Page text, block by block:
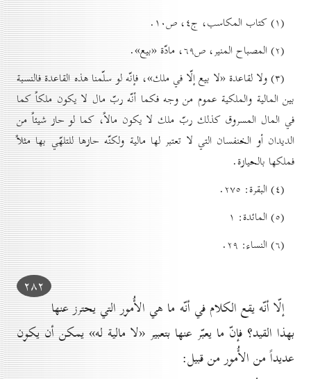
(۱) كتاب المكاسب، ج٤، ص۱٠.
(۲) المصباح المنير، ص٦۹، مادّة «بيع».
(۳) ولا لقاعدة «لا بيع إلّا في ملك»، فإنّه لو سلّمنا هذه القاعدة فالنسبة
بين المالية والملكية عموم من وجه فكما أنّه ربّ مال لا يكون ملكاً كما
في المال المسروق كذلك ربّ ملك لا يكون مالاً، كما لو حاز شيئاً من
الديدان أو الخنفسان التي لا تعتبر لها مالية ولكنّه حازها للتلهّي بها مثلاً
فملكها بالحيازة.
(٤) البقرة: ۲۷٥.
(٥) المائدة: ۱
(٦) النساء: ۲۹.
۲۸۲
إلّا أنّه يقع الكلام في أنّه ما هي الأُمور التي يحترز عنها
بهذا القيد؟ فإنّ ما يعبّر عنها بتعبير «لا مالية له» يمكن أن يكون
عديداً من الأُمور من قبيل: